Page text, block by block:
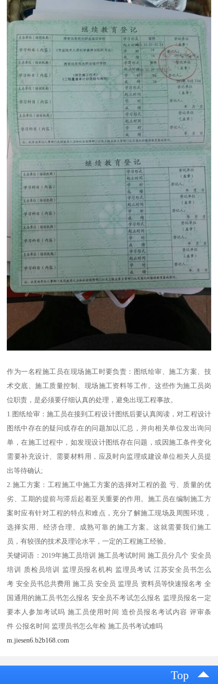
作为一名程施工员在现场施工时要负责：图纸绘审、施工方案、技
术交底、施工质量控制、现场施工资料等工作。这些作为施工员岗
位职责，是必须要仔细认真的处理，避免出现工程事故。
1.图纸绘审：施工员在接到工程设计图纸后要认真阅读，对工程设计
图纸中存在的疑问或存在的问题加以汇总，并向相关单位发出询问
单，在施工过程中，如发现设计图纸存在问题，或因施工条件变化
需要补充设计、需要材料用，应及时向监理或建设单位相关人员提
出等待确认;
2.施工方案：工程施工中施工方案的选择对工程的盈 亏、质量的优
劣、工期的提前与滞后起着至关重要的作用。施工员在编制施工方
案时应有针对工程的特点和难点，充分了解施工现场及周围环境，
选择实用、经济合理、成熟可靠的施工方案。这就需要我们施工
员，有较强的技术及理论水平，一定的工程施工经验。
关键词语：2019年施工员培训 施工员考试时间 施工员分几个 安全员
培训 质检员培训 监理员报名机构 监理员考试 江苏安全员书怎么
考 安全员书总共费用 施工员 安全员 监理员 资料员等快速报名考 全
国通用的施工员书怎么报名 安全员不考试怎么报名 监理员报名一定
要本人参加考试吗 施工员使用时间 造价员报名考试内容 评审条
件 公报名时间 监理员书怎么年检 施工员书考试难吗
m.jiesen6.b2b168.com
Top